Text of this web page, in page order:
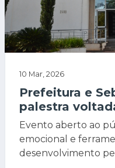
10 Mar, 2026
Prefeitura e
palestra
Evento aberto ao
emocional e
desenvolvimento